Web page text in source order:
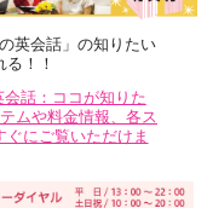
英会話」の知りたい
！！
会話：ココが知りた
ムや料金情報、各ス
にご覧いただけま